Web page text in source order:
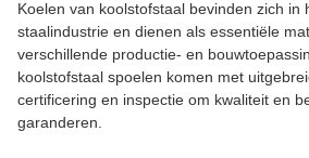
Koelen van koolstofstaal bevinden zich in
staalindustrie en dienen als essentiële
verschillende productie- en
koolstofstaal spoelen komen met
certificering en inspectie om kwaliteit en
garanderen.